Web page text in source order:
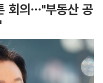
회의…"부동산 공